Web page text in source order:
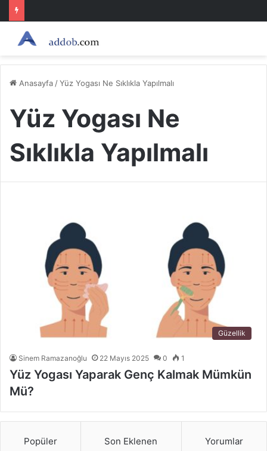
Anasayfa /Yüz Yogası Ne Sıklıkla Yapılmalı
Yüz Yogası Ne
Sıklıkla Yapılmalı
Güzellik
Sinem Ramazanoğlu 22 Mayıs 2025 0 1
Yüz Yogası Yaparak Genç Kalmak Mümkün
Mü?
Popüler Son Eklenen Yorumlar